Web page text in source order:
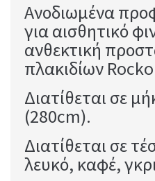
Ανοδιωμένα
για αισθητικό
ανθεκτική
πλακιδίων
Διατίθεται σε
(280cm).
Διατίθεται σε
λευκό, καφέ,